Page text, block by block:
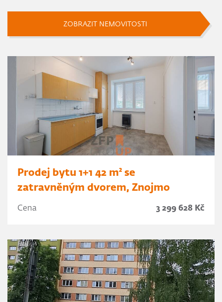
ZOBRAZIT NEMOVITOSTI
Prodej bytu 1+1 42 m² se
zatravněným dvorem, Znojmo
Cena 3 299 628 Kč